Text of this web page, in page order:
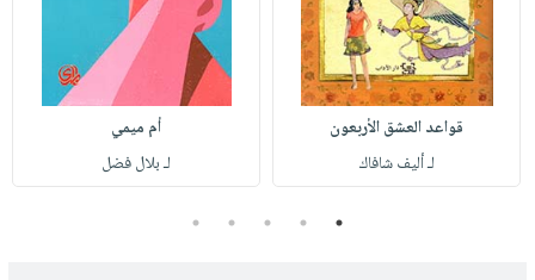
قواعد العشق الأربعون
لـ أليف شافاك
أم ميمي
لـ بلال فضل
1
2
3
4
5